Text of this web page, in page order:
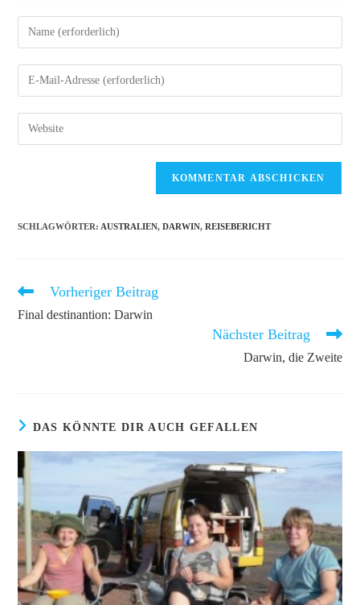
Gib
deinen
Namen
oder
zum
Kommentieren
Gib
deine
E-
Mail-
Gib
deine
(optional)
SCHLAGWÖRTER: AUSTRALIEN, DARWIN, REISEBERICHT
Weitere
ansehen
Vorheriger Beitrag
Final destinantion: Darwin
Nächster Beitrag
Darwin, die Zweite
DAS KÖNNTE DIR AUCH GEFALLEN